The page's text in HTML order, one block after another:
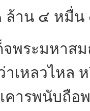
ล้าน ๔ หมื่
ะมหาสมณ
าเหลวไหล
คารพนับถือ